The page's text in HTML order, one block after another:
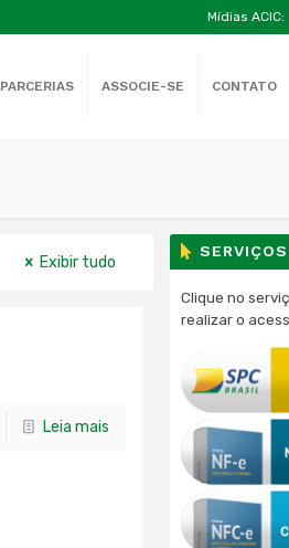
Mídias ACIC:
PARCERIAS ASSOCIE-SE CONTATO
Exibir tudo
Leia mais
Clique no
realizar o